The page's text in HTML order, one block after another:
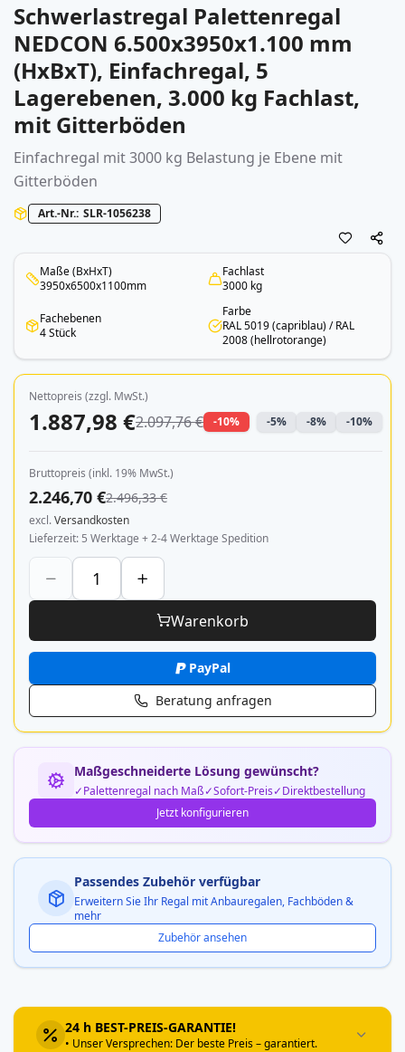
Zum
Anfang
der
Bildergalerie
springen
Schwerlastregal Palettenregal
NEDCON 6.500x3950x1.100 mm
(HxBxT), Einfachregal, 5
Lagerebenen, 3.000 kg Fachlast,
mit Gitterböden
Einfachregal mit 3000 kg Belastung je Ebene mit
Gitterböden
Art.-Nr. SLR-1056238
Maße (BxHxT)
3950x6500x1100mm
Fachlast
3000 kg
Fachebenen
4 Stück
Farbe
RAL 5019 (capriblau) / RAL
2008 (hellrotorange)
Nettopreis (zzgl. MwSt.)
1.887,98 €2.097,76 € -10% -5% -8% -10%
Bruttopreis (inkl. 19% MwSt.)
2.246,70 €2.496,33 €
excl.Versandkosten
Lieferzeit 5 Werktage + 2-4 Werktage Spedition
Warenkorb
PayPal
Beratung anfragen
Maßgeschneiderte Lösung gewünscht?
Palettenregal nach Maß Sofort-Preis
Direktbestellung
Jetzt konfigurieren
Passendes Zubehör verfügbar
Erweitern Sie Ihr Regal mit Anbauregalen, Fachböden &
mehr
Zubehör ansehen
24 h BEST-PREIS-GARANTIE!
• Unser Versprechen: Der beste Preis – garantiert.